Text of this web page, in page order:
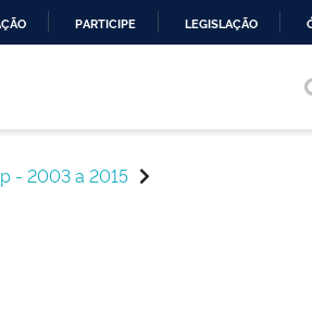
PARTICIPE LEGISLAÇÃO
- 2003 a 2015